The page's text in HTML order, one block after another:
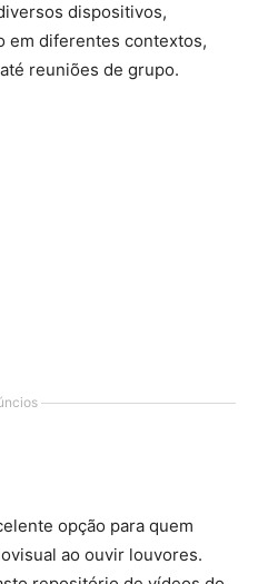
dispositivos,
em diferentes contextos,
reuniões de grupo.
opção para quem
ao ouvir louvores.